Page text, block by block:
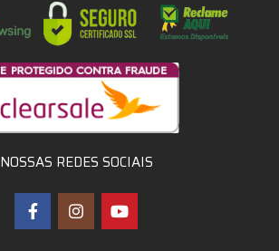
NOSSAS REDES SOCIAIS